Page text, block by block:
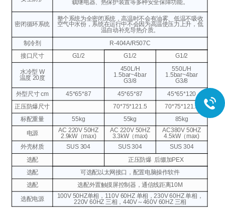
载继电器、热保护装置等多种安全保障功能。
密闭循环系统
整个系统为全密闭系统，高温时不会有油雾、低温不吸收
空气中水份，系统在运行中不会因为高温使压力上升，低
温自动补充导热介质。
制冷剂
R-404A/R507C
接口尺寸 G1/2 G1/2 G1/2
水冷型 W
温度 20度
450L/H
1.5bar~4bar
G3/8
550L/H
1.5bar~4bar
G3/8
外型尺寸 cm 45*65*87 45*65*87
45*65*120
正压防爆尺寸
70*75*121.5
70*75*121.5
标配重量
55kg 55kg 85kg
电源 AC 220V 50HZ
2.9kW（max)
AC 220V 50HZ
3.3kW（max)
AC380V 50HZ
4.5kW（max)
外壳材质 SUS 304 SUS 304
SUS 304
选配
正压防爆 后缀加PEX
选配
可选配以太网接口，配置电脑操作软件
选配
选配外置触摸屏控制器，通信线距离10M
选配电源 100V 50HZ单相，110V 60HZ 单相，230V 60HZ 单相，
220V 60HZ 三相，440V～460V 60HZ 三相